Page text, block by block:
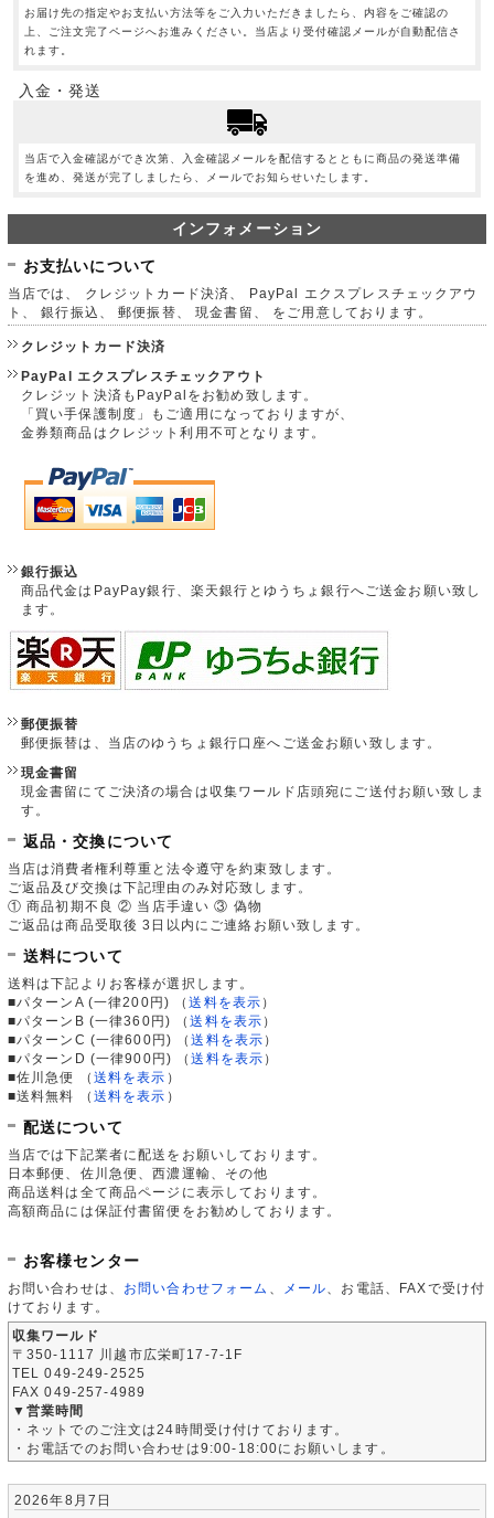
お届け先の指定やお支払い方法等をご入力いただきましたら、内容をご確認の
上、ご注文完了ページへお進みください。当店より受付確認メールが自動配信さ
れます。
入金・発送
当店で入金確認ができ次第、入金確認メールを配信するとともに商品の発送準備
を進め、発送が完了しましたら、メールでお知らせいたします。
インフォメーション
お支払いについて
当店では、 クレジットカード決済、 PayPal エクスプレスチェックアウ
ト、 銀行振込、 郵便振替、 現金書留、 をご用意しております。
クレジットカード決済
PayPal エクスプレスチェックアウト
クレジット決済もPayPalをお勧め致します。
「買い手保護制度」もご適用になっておりますが、
金券類商品はクレジット利用不可となります。
銀行振込
商品代金はPayPay銀行、楽天銀行とゆうちょ銀行へご送金お願い致し
ます。
郵便振替
郵便振替は、当店のゆうちょ銀行口座へご送金お願い致します。
現金書留
現金書留にてご決済の場合は収集ワールド店頭宛にご送付お願い致しま
す。
返品・交換について
当店は消費者権利尊重と法令遵守を約束致します。
ご返品及び交換は下記理由のみ対応致します。
① 商品初期不良 ② 当店手違い ③ 偽物
ご返品は商品受取後 3日以内にご連絡お願い致します。
送料について
送料は下記よりお客様が選択します。
■パターンA (一律200円)
（送料を表示 ）
■パターンB (一律360円)
（送料を表示 ）
■パターンC (一律600円)
（送料を表示 ）
■パターンD (一律900円)
（送料を表示 ）
■佐川急便
（ 送料を表示 ）
■送料無料
（ 送料を表示 ）
配送について
当店では下記業者に配送をお願いしております。
日本郵便、佐川急便、西濃運輸、その他
商品送料は全て商品ページに表示しております。
高額商品には保証付書留便をお勧めしております。
お客様センター
お問い合わせは、 お問い合わせフォーム メール 、お電話、FAXで受け付
けております。
収集ワールド
〒350-1117 川越市広栄町17-7-1F
TEL 049-249-2525
FAX 049-257-4989
▼営業時間
・ネットでのご注文は24時間受け付けております。
・お電話でのお問い合わせは9:00-18:00にお願いします。
2026年8月7日